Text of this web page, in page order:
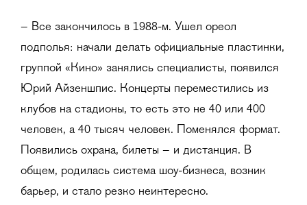
– Все закончилось в 1988-м. Ушел ореол
подполья: начали делать официальные пластинки,
группой «Кино» занялись специалисты, появился
Юрий Айзеншпис. Концерты переместились из
клубов на стадионы, то есть это не 40 или 400
человек, а 40 тысяч человек. Поменялся формат.
Появились охрана, билеты – и дистанция. В
общем, родилась система шоу-бизнеса, возник
барьер, и стало резко неинтересно.